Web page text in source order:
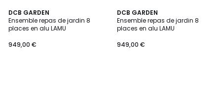
DCB GARDEN
Ensemble repas de jardin 8
places en alu LAMU
949,00 €
DCB GARDEN
Ensemble repas de jardin 8
places en alu LAMU
949,00 €